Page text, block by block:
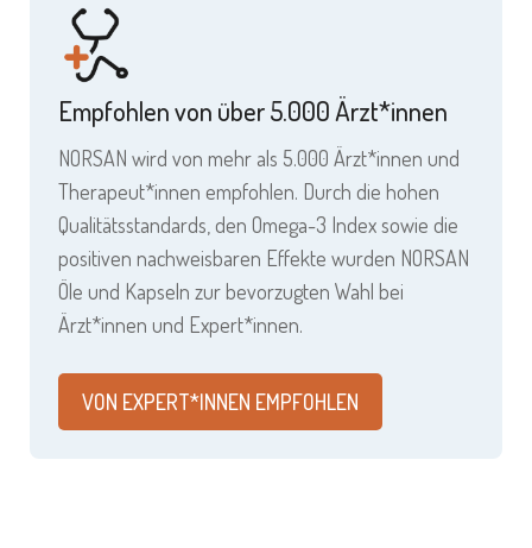
Empfohlen von über 5.000 Ärzt*innen
NORSAN wird von mehr als 5.000 Ärzt*innen und
Therapeut*innen empfohlen. Durch die hohen
Qualitätsstandards, den Omega-3 Index sowie die
positiven nachweisbaren Effekte wurden NORSAN
Öle und Kapseln zur bevorzugten Wahl bei
Ärzt*innen und Expert*innen.
VON EXPERT*INNEN EMPFOHLEN